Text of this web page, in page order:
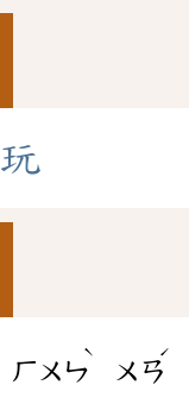
玩
ㄏㄨㄣ
ˋ
ㄨㄢ
ˊ